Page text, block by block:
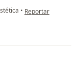
• en opinión del
Reportar